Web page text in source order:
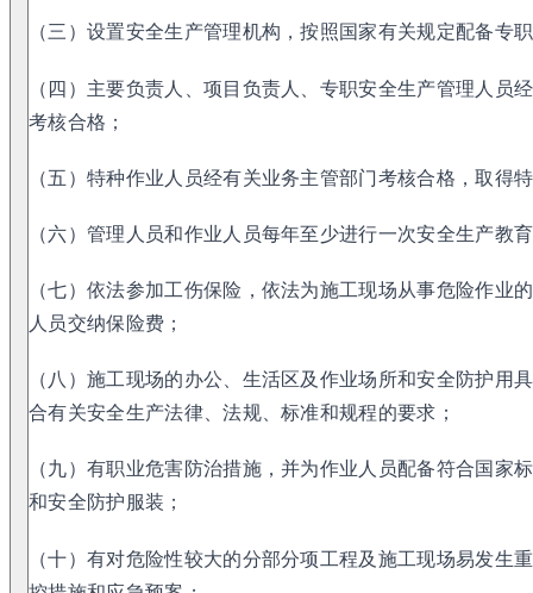
（三）设置安全生产管理机构，按照国家有关规定配备专
（四）主要负责人、项目负责人、专职安全生产管理人员
考核合格；
（五）特种作业人员经有关业务主管部门考核合格，取得
（六）管理人员和作业人员每年至少进行一次安全生产教
（七）依法参加工伤保险，依法为施工现场从事危险作业
人员交纳保险费；
（八）施工现场的办公、生活区及作业场所和安全防护用
合有关安全生产法律、法规、标准和规程的要求；
（九）有职业危害防治措施，并为作业人员配备符合国家
和安全防护服装；
（十）有对危险性较大的分部分项工程及施工现场易发生